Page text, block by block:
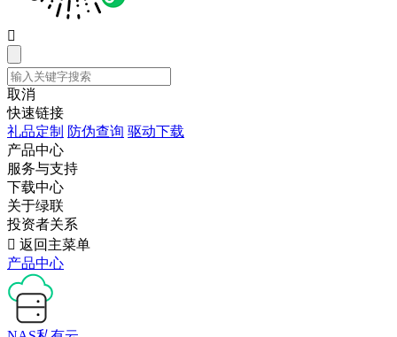

取消
快速链接
礼品定制 防伪查询 驱动下载
产品中心
服务与支持
下载中心
关于绿联
投资者关系
 返回主菜单
产品中心